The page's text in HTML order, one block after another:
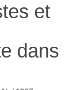
et
dans